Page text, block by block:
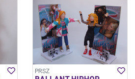
PRSZ